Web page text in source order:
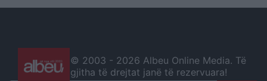
© 2003 - 2026 Albeu Online Media. Të
gjitha të drejtat janë të rezervuara!